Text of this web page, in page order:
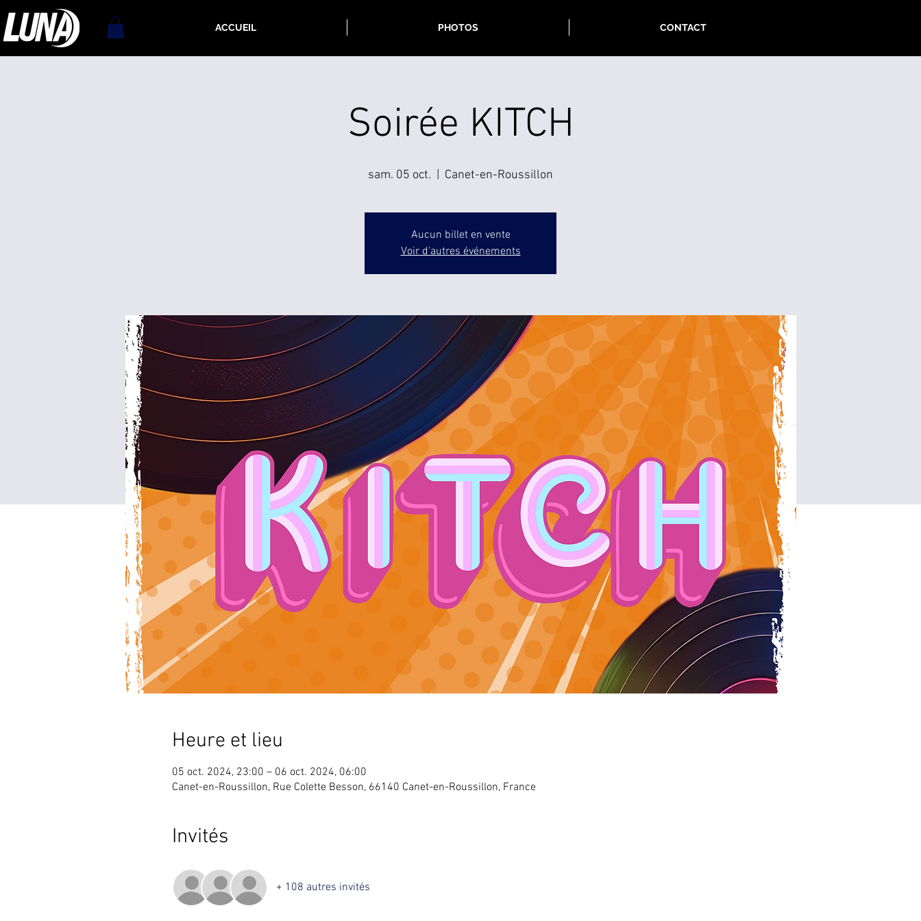
ACCUEIL PHOTOS CONTACT
Soirée KITCH
sam. 05 oct.
  |
Canet-en-Roussillon
Aucun billet en vente
Voir d'autres événements
Heure et lieu
05 oct. 2024, 23:00 – 06 oct. 2024, 06:00
Canet-en-Roussillon, Rue Colette Besson, 66140 Canet-en-Roussillon, France
Invités
+ 108 autres invités